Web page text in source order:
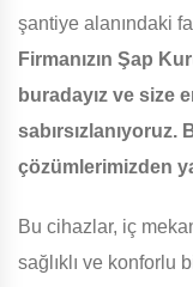
şantiye alanındaki
Firmanızın Şap
buradayız ve size
çözümlerimizden
Bu cihazlar, iç
sağlıklı ve konforlu